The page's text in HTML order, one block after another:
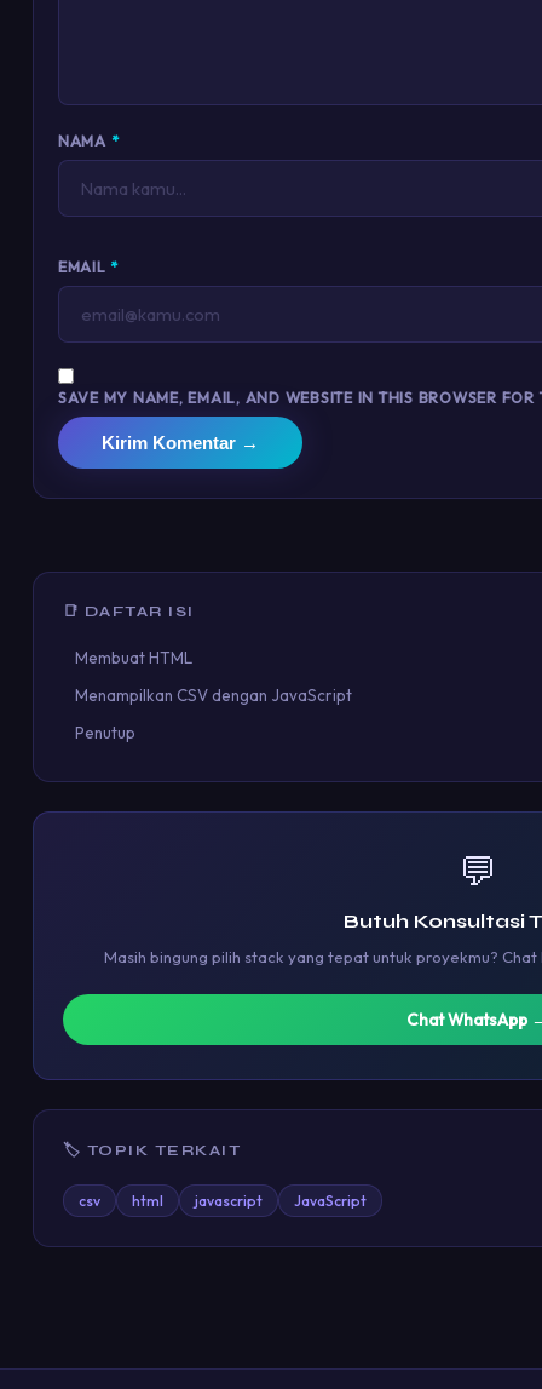
NAMA *
EMAIL *
SAVE MY NAME, EMAIL, AND WEBSITE IN THIS BROWSER FOR
Kirim Komentar →
📑 DAFTAR ISI
Membuat HTML
Menampilkan CSV dengan JavaScript
Penutup
💬
Butuh Konsultasi
Masih bingung pilih stack yang tepat untuk proyekmu?
Chat WhatsApp
🏷 TOPIK TERKAIT
csv html javascript JavaScript